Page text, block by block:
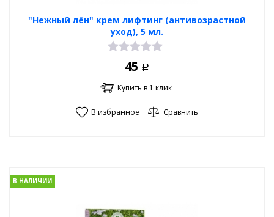
"Нежный лён" крем лифтинг (антивозрастной
уход), 5 мл.
45 Р
Купить в 1 клик
В избранное Сравнить
В НАЛИЧИИ